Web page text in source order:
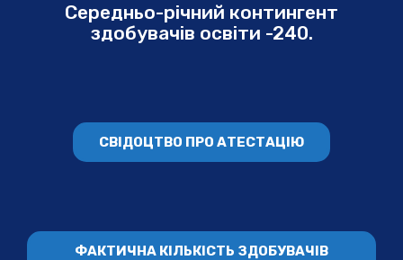
Середньо-річний контингент
здобувачів освіти -240.
СВІДОЦТВО ПРО АТЕСТАЦІЮ
ФАКТИЧНА КІЛЬКІСТЬ ЗДОБУВАЧІВ